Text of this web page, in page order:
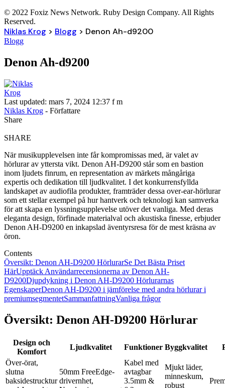
© 2022 Foxiz News Network. Ruby Design Company. All Rights
Reserved.
Niklas Krog > Blogg > Denon Ah-d9200
Blogg
Denon Ah-d9200
Last updated: mars 7, 2024 12:37 f m
Niklas Krog - Författare
Share
SHARE
När musikupplevelsen inte får kompromissas med, är valet av
hörlurar av yttersta vikt. Denon AH-D9200 står som en bastion
inom ljudets finrum, en representation av märkets mångåriga
expertis och dedikation till ljudkvalitet. I det konkurrensfyllda
landskapet av audiofila produkter, framträder dessa over-ear-hörlurar
som ett stellar exempel på hur hantverk och teknologi kan samverka
för att skapa en lyssningsupplevelse utöver det vanliga. Med deras
eleganta design, förfinade materialval och akustiska finesse, erbjuder
Denon AH-D9200 en inkapslad äventyrsresa för de mest kräsna av
öron.
Contents
Översikt: Denon AH-D9200 HörlurarSe Det Bästa Priset
HärUpptäck Användarrecensionerna av Denon AH-
D9200Djupdykning i Denon AH-D9200 Hörlurarnas
EgenskaperDenon AH-D9200 i jämförelse med andra hörlurar i
premiumsegmentetSammanfattningVanliga frågor
Översikt: Denon AH-D9200 Hörlurar
Design och
Komfort
Ljudkvalitet Funktioner Byggkvalitet
Över-örat,
slutna
baksidestrucktur
50mm FreeEdge-
drivernhet,
Kabel med
avtagbar
3.5mm &
Mjukt läder,
minneskum,
robust